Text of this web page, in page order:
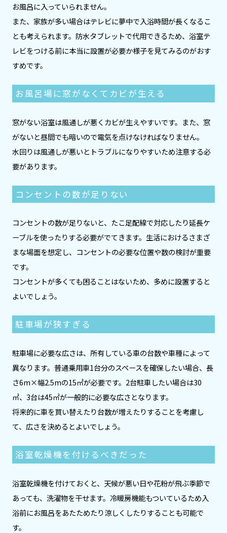
お風呂に入っていられません。
また、家族が多い場合はテレビに夢中で入浴時間が長くなるこ
とも考えられます。防水タブレットで代用できるため、浴室テ
レビをつける前に本当に設置が必要か様子を見てみるのがおす
すめです。
お風呂場に窓がなくてカビが生える
窓がない浴室は風通しが悪くカビが生えやすいです。また、窓
がないと昼間でも暗いので電気を点けなければなりません。
水回りは風通しが悪いとトラブルになりやすいため注意する必
要があります。
コンセントの数が足りない
コンセントの数が足りないと、たこ足配線で対応したり延長ケ
ーブルを使ったりする必要がでてきます。生活におけるさまざ
まな場面を想定し、コンセントの必要な位置や数の検討が重要
です。
コンセントが多くても困ることはないため、多めに設置すると
よいでしょう。
駐車場が狭すぎる
駐車場に必要な広さは、所有している車の台数や車種によって
異なります。普通乗用車1台分のスペースを確保したい場合、長
さ6m×幅2.5mの15㎡が必要です。2台駐車したい場合は30
㎡、3台は45㎡が一般的に必要な広さとなります。
将来的に車を買い替えたり台数が増えたりすることを考慮し
て、広さを決めるとよいでしょう。
浴室乾燥機を付けるべきだった
浴室乾燥機を付けておくと、天候が悪い日や花粉が飛ぶ季節で
あっても、洗濯物を干せます。冷暖房機能もついているため入
浴前にお風呂をあたためたり涼しくしたりすることも可能で
す。